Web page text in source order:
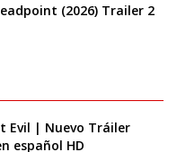
(2026) Trailer 2
Evil | Nuevo Tráiler
español HD